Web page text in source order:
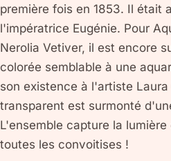
première fois en 1853. Il était
l'impératrice Eugénie. Pour
Nerolia Vetiver, il est encore
colorée semblable à une
son existence à l'artiste
transparent est surmonté
L'ensemble capture la
toutes les convoitises !